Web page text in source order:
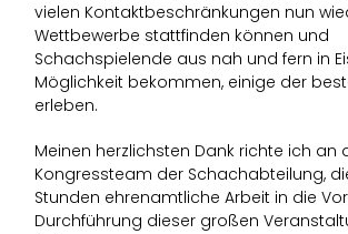
vielen Kontaktbeschränkungen nun
Wettbewerbe stattfinden können und
Schachspielende aus nah und fern in
Möglichkeit bekommen, einige der
erleben.
Meinen herzlichsten Dank richte ich an
Kongressteam der Schachabteilung,
Stunden ehrenamtliche Arbeit in die
Durchführung dieser großen